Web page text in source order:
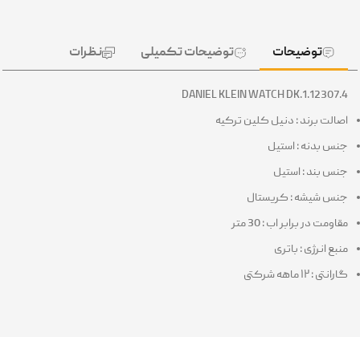
توضیحات توضیحات تکمیلی نظرات
DANIEL KLEIN WATCH DK.1.12307.4
اصالت برند : دنیل کلین ترکیه
جنس بدنه : استیل
جنس بند : استیل
جنس شیشه : کریستال
مقاومت در برابر اب : 30 متر
منبع انرژی : باتری
گارانتی : ۱۲ ماهه شرکتی